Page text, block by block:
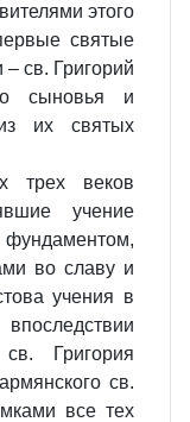
этого
святые
св. Григорий
сыновья и
их святых
трех веков
учение
во славу и
учения в
Григория
св.
все тех